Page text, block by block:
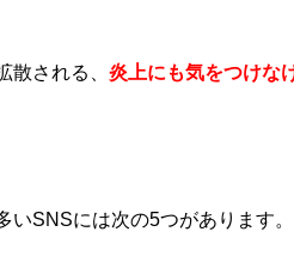
散される、 炎上にも気をつけな
いSNSには次の5つがあります。